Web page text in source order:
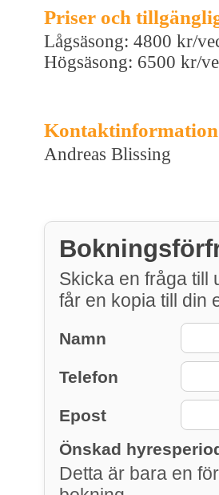
Priser och
Lågsäsong: 4800 kr/
Högsäsong: 6500 kr/
Kontaktinformation
Andreas Blissing
Skicka en fråga till
får en kopia till din
Namn
Telefon
Epost
Önskad
Detta är bara en